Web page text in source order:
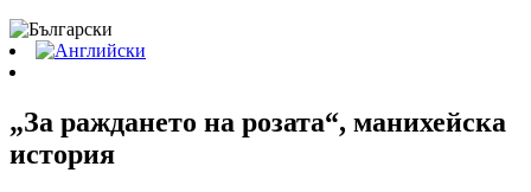
„За раждането на розата“, манихейска
история